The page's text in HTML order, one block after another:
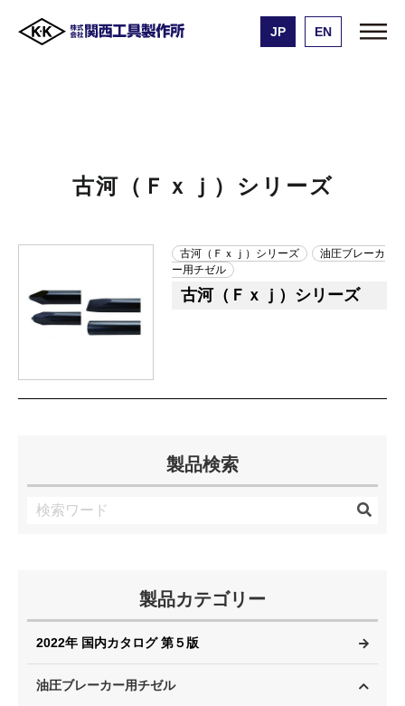
JP EN
製品検索
製品カテゴリー
2022年 国内カタログ 第５版
油圧ブレーカー用チゼル
古河（Ｆｘｊ）シリーズ
古河（Ｆｘｊ）シリーズ
油圧ブレーカ
ー用チゼル
古河（Ｆｘｊ）シリーズ